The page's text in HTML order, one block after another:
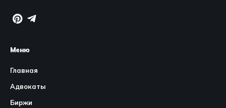
Меню
Главная
Адвокаты
Биржи